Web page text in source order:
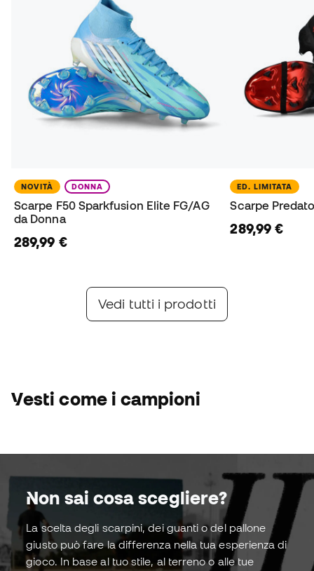
NOVITÀ DONNA
Scarpe F50 Sparkfusion Elite FG/AG
da Donna
289,99 €
ED. LIMITATA
Scarpe
289,99 €
Vedi tutti i prodotti
Nuove F50, Predator & Copa
Vedi pack
Nuove Mercurial, Phantom & Tiempo
Vedi pack
Vesti come i campioni
Non sai cosa scegliere?
La scelta degli scarpini, dei guanti o del pallone
giusto può fare la differenza nella tua esperienza di
gioco. In base al tuo stile, al terreno o alle tue
Scarpe da
calcio
Guanti da